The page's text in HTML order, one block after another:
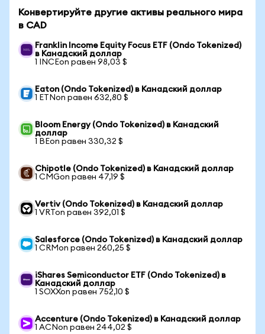
Конвертируйте другие активы реального мира
в CAD
Franklin Income Equity Focus ETF (Ondo Tokenized)
в Канадский доллар
1 INCEon равен 98,03 $
Eaton (Ondo Tokenized) в Канадский доллар
1 ETNon равен 632,80 $
Bloom Energy (Ondo Tokenized) в Канадский
доллар
1 BEon равен 330,32 $
Chipotle (Ondo Tokenized) в Канадский доллар
1 CMGon равен 47,19 $
Vertiv (Ondo Tokenized) в Канадский доллар
1 VRTon равен 392,01 $
Salesforce (Ondo Tokenized) в Канадский доллар
1 CRMon равен 260,25 $
iShares Semiconductor ETF (Ondo Tokenized) в
Канадский доллар
1 SOXXon равен 752,10 $
Accenture (Ondo Tokenized) в Канадский доллар
1 ACNon равен 244,02 $